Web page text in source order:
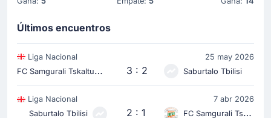
Últimos encuentros
Liga Nacional 25 may 2026
F
C Samgurali Tskaltubo 3 : 2 Saburtalo Tbilisi
Liga Nacional
7 abr 2026
Saburtalo Tbilisi
2 : 1 FC Samgurali Tskaltubo